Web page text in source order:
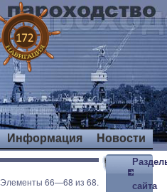
Информация Новости
Элементы 66—68 из 68. сайта